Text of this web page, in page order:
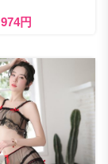
974円